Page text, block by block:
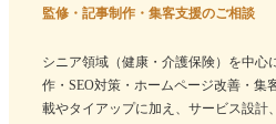
監修・記事制作・集客支援のご相談
シニア領域（健康・介護保険）を中心
作・SEO対策・ホームページ改善・集
載やタイアップに加え、サービス設計